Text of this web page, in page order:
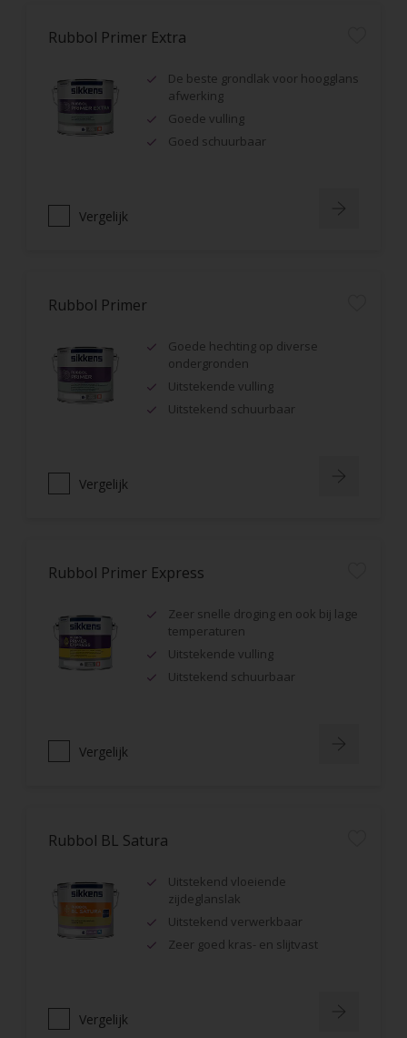
Rubbol Primer Extra
De beste grondlak voor hoogglans
afwerking
Goede vulling
Goed schuurbaar
Vergelijk
Rubbol Primer
Goede hechting op diverse
ondergronden
Uitstekende vulling
Uitstekend schuurbaar
Vergelijk
Rubbol Primer Express
Zeer snelle droging en ook bij lage
temperaturen
Uitstekende vulling
Uitstekend schuurbaar
Vergelijk
Rubbol BL Satura
Uitstekend vloeiende
zijdeglanslak
Uitstekend verwerkbaar
Zeer goed kras- en slijtvast
Vergelijk